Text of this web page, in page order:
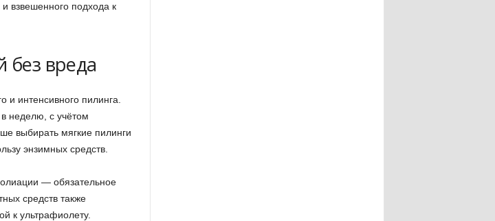
взвешенного подхода к
без вреда
и интенсивного пилинга.
неделю, с учётом
выбирать мягкие пилинги
энзимных средств.
— обязательное
средств также
к ультрафиолету.